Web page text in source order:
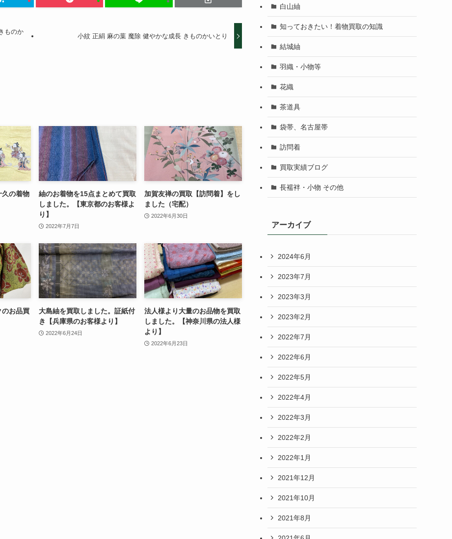
ものか
小紋 正絹 麻の葉 魔除 健やかな成長 きものかいとり
久の着物
紬のお着物を15点まとめて買取
しました。【東京都のお客様よ
り】
2022年7月7日
加賀友禅の買取【訪問着】をし
ました（宅配）
2022年6月30日
のお品買
大島紬を買取しました。証紙付
き【兵庫県のお客様より】
2022年6月24日
法人様より大量のお品物を買取
しました。【神奈川県の法人様
より】
2022年6月23日
白山紬
知っておきたい！着物買取の知識
結城紬
羽織・小物等
花織
茶道具
袋帯、名古屋帯
訪問着
買取実績ブログ
長襦袢・小物 その他
アーカイブ
2024年6月
2023年7月
2023年3月
2023年2月
2022年7月
2022年6月
2022年5月
2022年4月
2022年3月
2022年2月
2022年1月
2021年12月
2021年10月
2021年8月